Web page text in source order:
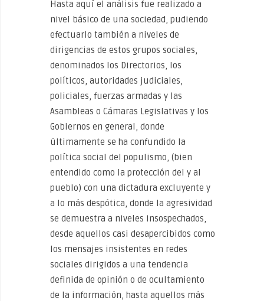
Hasta aquí el análisis fue realizado a
nivel básico de una sociedad, pudiendo
efectuarlo también a niveles de
dirigencias de estos grupos sociales,
denominados los Directorios, los
políticos, autoridades judiciales,
policiales, fuerzas armadas y las
Asambleas o Cámaras Legislativas y los
Gobiernos en general, donde
últimamente se ha confundido la
política social del populismo, (bien
entendido como la protección del y al
pueblo) con una dictadura excluyente y
a lo más despótica, donde la agresividad
se demuestra a niveles insospechados,
desde aquellos casi desapercibidos como
los mensajes insistentes en redes
sociales dirigidos a una tendencia
definida de opinión o de ocultamiento
de la información, hasta aquellos más